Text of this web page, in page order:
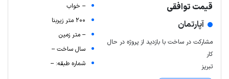
قیمت توافقی
آپارتمان
مشارکت در ساخت با بازدید از پروژه در حال
کار
تبریز
-- خواب
200 متر زیربنا
-- متر زمین
سال ساخت --
شماره طبقه: --